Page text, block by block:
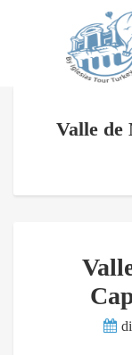
Valle de